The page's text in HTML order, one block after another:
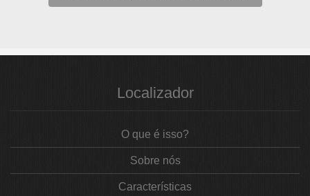
Localizador
O que é isso?
Sobre nós
Características